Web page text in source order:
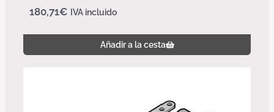
180,71€ IVA incluido
Añadir a la cesta